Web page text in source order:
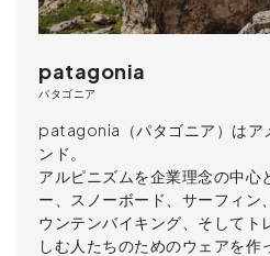
patagonia
パタゴニア
patagonia（パタゴニア）はア
ンド。
アルピニズムを企業理念の中心
ー、スノーボード、サーフィン
ウンテンバイキング、そしてト
しむ人たちのためのウェアを作